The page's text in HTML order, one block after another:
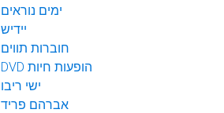
ימים נוראים
יידיש
חוברות תווים
DVD הופעות חיות
ישי ריבו
אברהם פריד